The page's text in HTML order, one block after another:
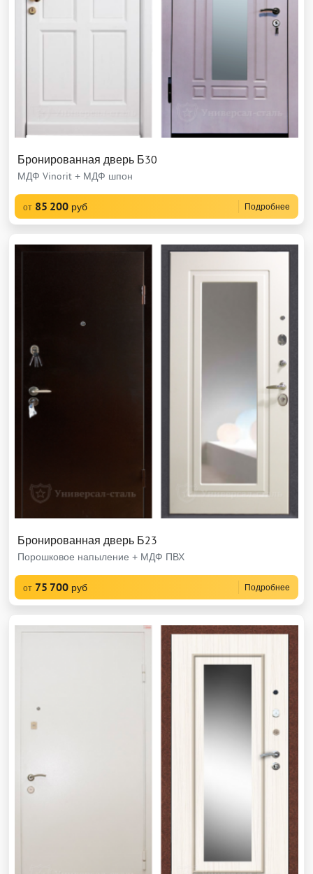
Бронированная дверь Б30
МДФ Vinorit + МДФ шпон
от 85 200 руб Подробнее
Бронированная дверь Б23
Порошковое напыление + МДФ ПВХ
от 75 700 руб Подробнее